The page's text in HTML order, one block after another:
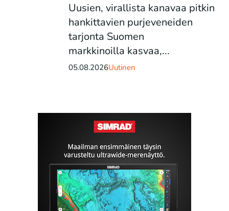
Uusien, virallista kanavaa pitkin
hankittavien purjeveneiden
tarjonta Suomen
markkinoilla kasvaa,...
05.08.2026Uutinen